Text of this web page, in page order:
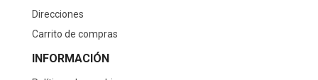
Direcciones
Carrito de compras
INFORMACIÓN